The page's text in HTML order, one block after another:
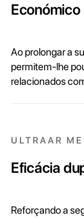
Económico
Ao prolongar a
permitem-lhe
relacionados
ULTRAAR ME
Eficácia
Reforçando a